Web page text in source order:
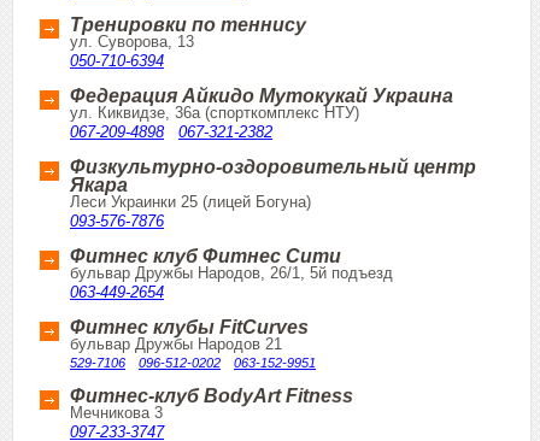
Тренировки по теннису
ул. Суворова, 13
050-710-6394
Федерация Айкидо Мутокукай Украина
ул. Киквидзе, 36а (спорткомплекс НТУ)
067-209-4898
067-321-2382
Физкультурно-оздоровительный центр
Якара
Леси Украинки 25 (лицей Богуна)
093-576-7876
Фитнес клуб Фитнес Сити
бульвар Дружбы Народов, 26/1, 5й подъезд
063-449-2654
Фитнес клубы FitCurves
бульвар Дружбы Народов 21
529-7106 096-512-0202 063-152-9951
Фитнес-клуб BodyArt Fitness
Мечникова 3
097-233-3747